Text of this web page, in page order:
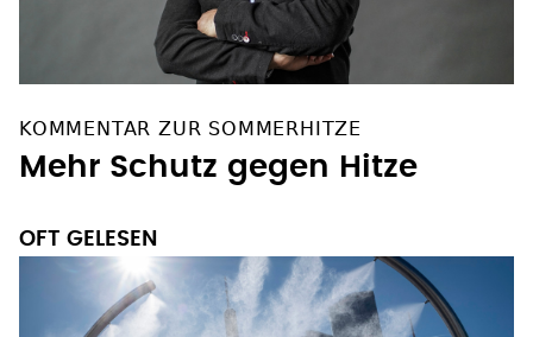
KOMMENTAR ZUR SOMMERHITZE
Mehr Schutz gegen Hitze
OFT GELESEN